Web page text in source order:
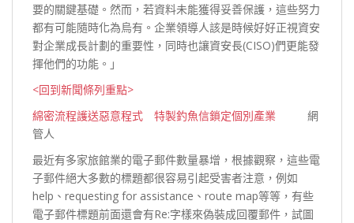
要的關鍵基礎。然而，若資料未能獲得妥善保護，這些努力
都有可能隨時化為烏有。企業領導人該是時候好好正視資安
對企業成長計劃的重要性，同時也讓資安長(CISO)們更能發
揮他們的功能 。」
<回到新聞條列重點>
綿密流程護送惡意程式 特製釣魚信鎖定個別產業 網
管人
最近有多家旅館業的電子郵件數量暴增，根據觀察，這些電
子郵件絕大多數的標題都很容易引起受害者注意，例如
help、requesting for assistance、route map等等，有些
電子郵件標題前面還會有Re:字樣來偽裝成回覆郵件，試圖